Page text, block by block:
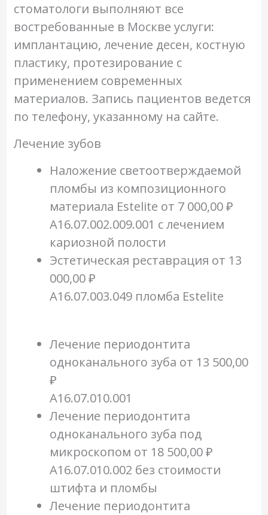
стоматологи выполняют все
востребованные в Москве услуги:
имплантацию, лечение десен, костную
пластику, протезирование с
применением современных
материалов. Запись пациентов ведется
по телефону, указанному на сайте.
Лечение зубов
Наложение светоотверждаемой
пломбы из композиционного
материала Estelite от 7 000,00 ₽
A16.07.002.009.001 с лечением
кариозной полости
Эстетическая реставрация от 13
000,00 ₽
A16.07.003.049 пломба Estelite
Лечение периодонтита
одноканального зуба от 13 500,00
₽
A16.07.010.001
Лечение периодонтита
одноканального зуба под
микроскопом от 18 500,00 ₽
A16.07.010.002 без стоимости
штифта и пломбы
Лечение периодонтита